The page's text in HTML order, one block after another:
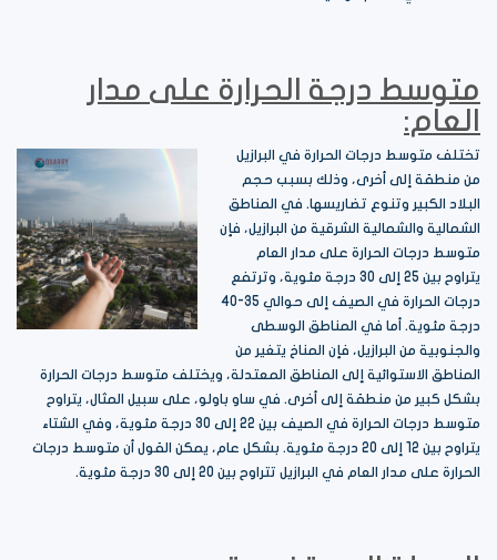
متوسط درجة الحرارة على مدار
العام:
تختلف متوسط درجات الحرارة في البرازيل
من منطقة إلى أخرى، وذلك بسبب حجم
البلاد الكبير وتنوع تضاريسها. في المناطق
الشمالية والشمالية الشرقية من البرازيل، فإن
متوسط درجات الحرارة على مدار العام
يتراوح بين 25 إلى 30 درجة مئوية، وترتفع
درجات الحرارة في الصيف إلى حوالي 35-40
درجة مئوية. أما في المناطق الوسطى
والجنوبية من البرازيل، فإن المناخ يتغير من
المناطق الاستوائية إلى المناطق المعتدلة، ويختلف متوسط درجات الحرارة
بشكل كبير من منطقة إلى أخرى. في ساو باولو، على سبيل المثال، يتراوح
متوسط درجات الحرارة في الصيف بين 22 إلى 30 درجة مئوية، وفي الشتاء
يتراوح بين 12 إلى 20 درجة مئوية. بشكل عام، يمكن القول أن متوسط درجات
الحرارة على مدار العام في البرازيل تتراوح بين 20 إلى 30 درجة مئوية.